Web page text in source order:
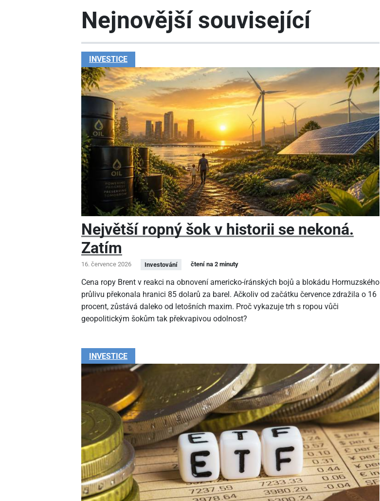
Nejnovější související
INVESTICE
Největší ropný šok v historii se nekoná.
Zatím
16. července 2026 Investování čtení na 2 minuty
Cena ropy Brent v reakci na obnovení americko-íránských bojů a blokádu Hormuzského
průlivu překonala hranici 85 dolarů za barel. Ačkoliv od začátku července zdražila o 16
procent, zůstává daleko od letošních maxim. Proč vykazuje trh s ropou vůči
geopolitickým šokům tak překvapivou odolnost?
INVESTICE